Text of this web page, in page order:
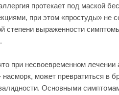
протекает под маской
при этом «простуды» не
степени выраженности
при несвоевременном лечении
может превратиться в
Основными